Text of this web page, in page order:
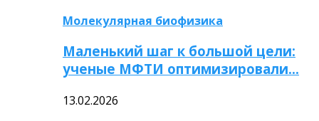
Молекулярная биофизика
Маленький шаг к большой цели:
ученые МФТИ оптимизировали…
13.02.2026